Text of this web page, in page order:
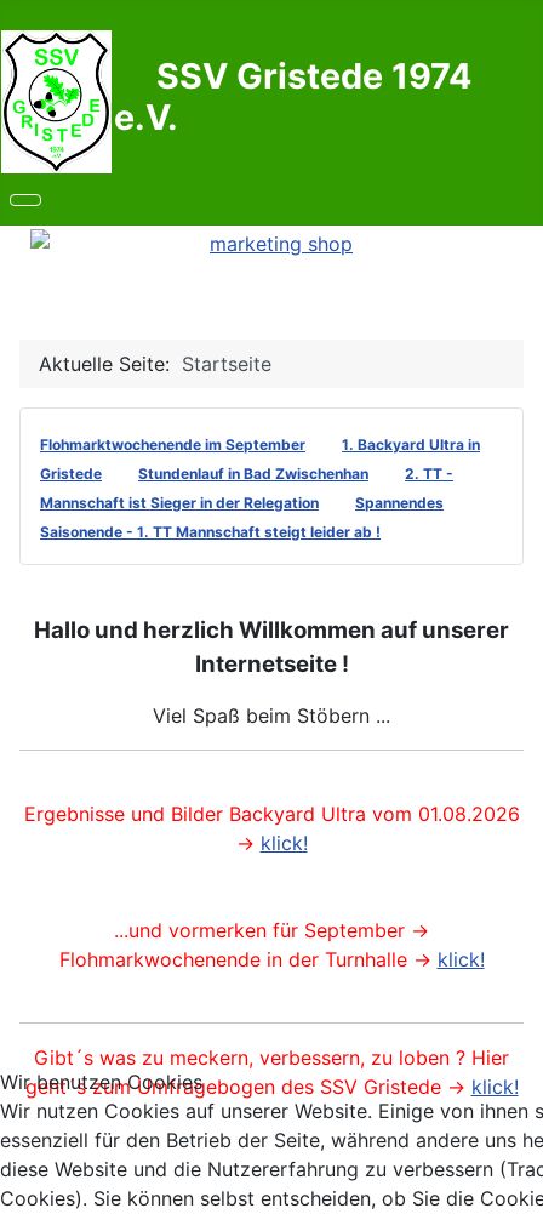
SSV Gristede 1974
e.V.
Aktuelle Seite: Startseite
Flohmarktwochenende im September
1. Backyard Ultra in
Gristede
Stundenlauf in Bad Zwischenhan
2. TT -
Mannschaft ist Sieger in der Relegation
Spannendes
Saisonende - 1. TT Mannschaft steigt leider ab !
Hallo und herzlich Willkommen auf unserer
Internetseite !
Viel Spaß beim Stöbern ...
Ergebnisse und Bilder Backyard Ultra vom 01.08.2026
-> klick!
...und vormerken für September ->
Flohmarkwochenende in der Turnhalle -> klick!
Gibt´s was zu meckern, verbessern, zu loben ? Hier
geht´s zum Umfragebogen des SSV Gristede -> klick!
Wir benutzen Cookies
Wir nutzen Cookies auf unserer Website. Einige von ihnen
essenziell für den Betrieb der Seite, während andere uns
diese Website und die Nutzererfahrung zu verbessern
Cookies). Sie können selbst entscheiden, ob Sie die